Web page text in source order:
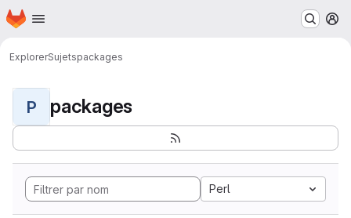
Passer au contenu principal
Page d'accueil
ExplorerSujetspackages
P packages
Perl